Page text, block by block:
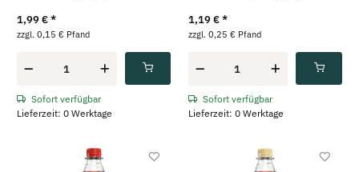
1,99 €*
zzgl. 0,15 € Pfand
Sofort verfügbar
Lieferzeit: 0 Werktage
1,19 €*
zzgl. 0,25 € Pfand
Sofort verfügbar
Lieferzeit: 0 Werktage